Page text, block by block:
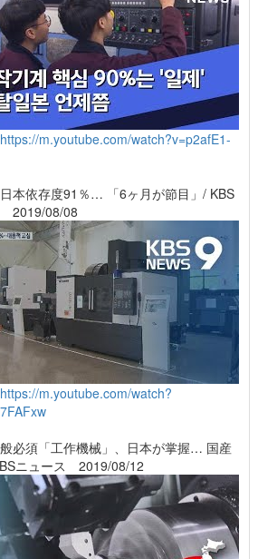
https://m.youtube.com/watch?v=p2afE1-
本依存度91％… 「6ヶ月が節目」/ KBS
2019/08/08
https://m.youtube.com/watch?
必須「工作機械」、日本が掌握… 国産
ニュース 2019/08/12